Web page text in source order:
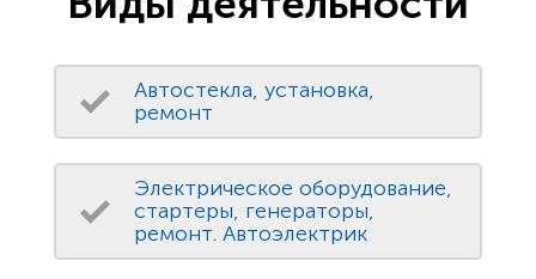
Автостекла, установка,
ремонт
Электрическое оборудование,
стартеры, генераторы,
ремонт. Автоэлектрик